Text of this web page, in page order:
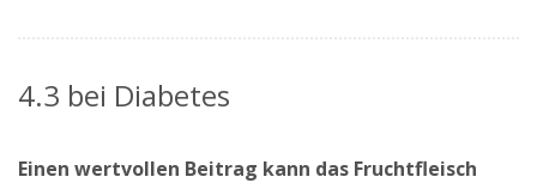
4.3 bei Diabetes
Einen wertvollen Beitrag kann das Fruchtfleisch